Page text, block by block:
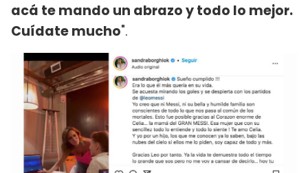
acá te mando un abrazo y todo lo mejor.
Cuídate mucho".